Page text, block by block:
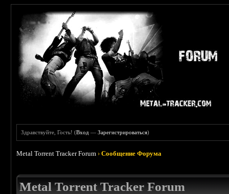
Здравствуйте, Гость! (Вход —Зарегистрироваться)
Metal Torrent Tracker Forum ›Сообщение Форума
Metal Torrent Tracker Forum